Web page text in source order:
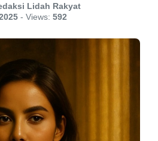
Lidah Rakyat
- Views: 592